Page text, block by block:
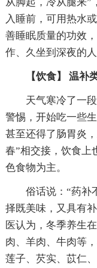
入睡前，可用热水
善睡眠质量的功效
作、久坐到深夜的
【饮食】 温补
天气寒冷了一
警惕，开始吃一些
甚至还得了肠胃炎
春”相交接，饮食上
色食物为主。
俗话说：“药补
择既美味，又具有
医认为，冬季养生
肉、羊肉、牛肉等
莲子、芡实、苡仁